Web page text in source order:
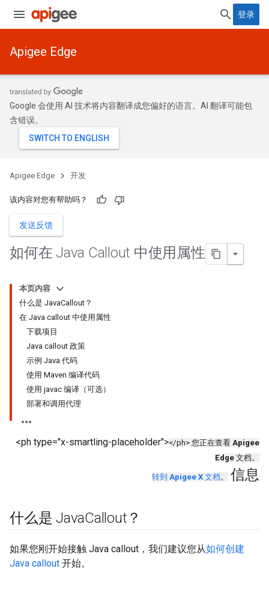
登录
Apigee Edge
Google 会使用 AI 技术将内容翻译成您偏好的语言。AI 翻译可能包
含错误。
Apigee Edge 开发
该内容对您有帮助吗？
发送反馈
如何在 Java Callout 中使用属性
本页内容
什么是 JavaCallout？
在 Java callout 中使用属性
下载项目
Java callout 政策
示例 Java 代码
使用 Maven 编译代码
使用 javac 编译（可选）
部署和调用代理
<ph type="x-smartling-placeholder"></ph> 您正在查看 Apigee
Edge 文档。
转到 Apigee X 文档。 信息
什么是 JavaCallout？
如果您刚开始接触 Java callout，我们建议您从如何创建
Java callout 开始。